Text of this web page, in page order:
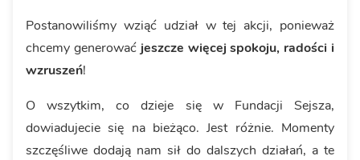
Postanowiliśmy wziąć udział w tej akcji, ponieważ
chcemy generować jeszcze więcej spokoju, radości i
wzruszeń!
O wszytkim, co dzieje się w Fundacji Sejsza,
dowiadujecie się na bieżąco. Jest różnie. Momenty
szczęśliwe dodają nam sił do dalszych działań, a te